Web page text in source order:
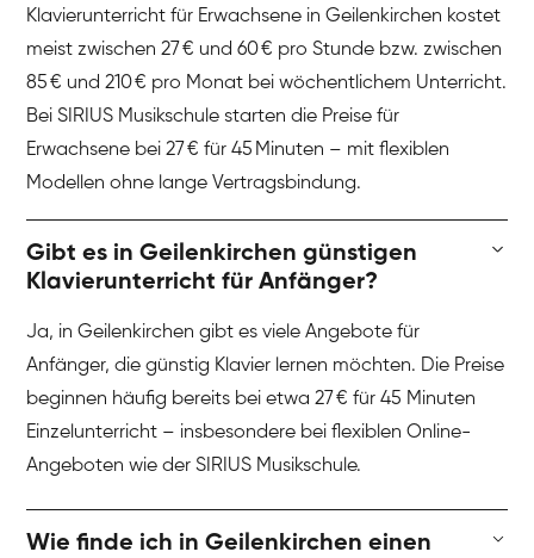
Klavierunterricht für Erwachsene in Geilenkirchen kostet
meist zwischen 27 € und 60 € pro Stunde bzw. zwischen
85 € und 210 € pro Monat bei wöchentlichem Unterricht.
Bei SIRIUS Musikschule starten die Preise für
Erwachsene bei 27 € für 45 Minuten – mit flexiblen
Modellen ohne lange Vertragsbindung.
Gibt es in Geilenkirchen günstigen
Klavierunterricht für Anfänger?
Ja, in Geilenkirchen gibt es viele Angebote für
Anfänger, die günstig Klavier lernen möchten. Die Preise
beginnen häufig bereits bei etwa 27 € für 45 Minuten
Einzelunterricht – insbesondere bei flexiblen Online-
Angeboten wie der SIRIUS Musikschule.
Wie finde ich in Geilenkirchen einen